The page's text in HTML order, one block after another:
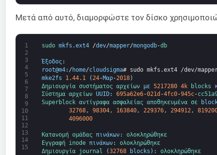
Μετά από αυτό, διαμορφώστε τον δίσκο
1
2
3
4
5
6
7
8
9
10
11
12
13
14
15
sudo mkfs .ext4 /dev/mapper/mongodb-db
Έξοδος:
root@m4: / home/cloudsigma# sudo mkfs.ext4 /dev/
mke2fs
1.44.1 ( 24-Μαρ-2018)
Δημιουργία συστήματος αρχείων με 5217280 4k blocks
Σύστημα αρχείων UUID: 695a62e6-021d -4fc0-945c-
Superblock αντίγραφα ασφαλείας αποθηκευμένα σε
32768, 98304, 163840, 229376, 294912,
4096000
Κατανομή ομάδας πινάκων:
ολοκληρώθηκε
Εγγραφή inode πινάκων:
ολοκληρώθηκε
Δημιουργία journal (32768 blocks ) :
ολοκληρώθηκε